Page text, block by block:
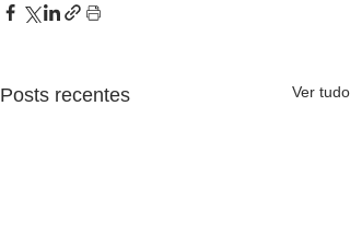
Posts recentes Ver tudo